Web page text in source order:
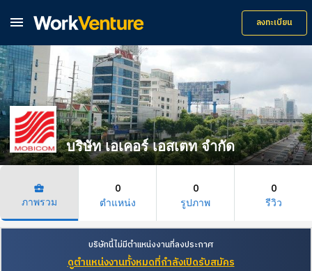
 ลงทะเบียน
บริษัท เอเคอร์ เอสเตท จํากัด
business_center
ภาพรวม
0
ตำแหน่ง
0
รูปภาพ
0
รีวิว
บริษัทนี้ไม่มีตำแหน่งงานที่ลงประกาศ
ดูตำแหน่งงานทั้งหมดที่กำลังเปิดรับสมัคร